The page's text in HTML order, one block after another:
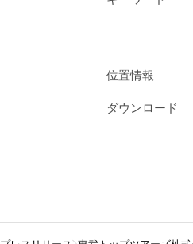
位置情報
ダウンロード